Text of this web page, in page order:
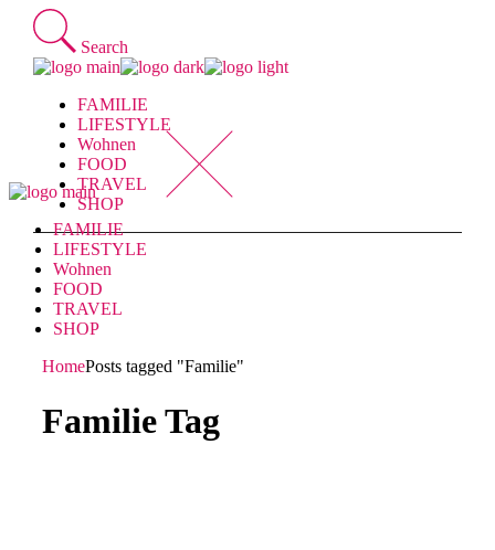
Skip
content
Search
FAMILIE
LIFESTYLE
Wohnen
FOOD
TRAVEL
SHOP
FAMILIE
LIFESTYLE
Wohnen
FOOD
TRAVEL
SHOP
HomePosts tagged "Familie"
Familie Tag